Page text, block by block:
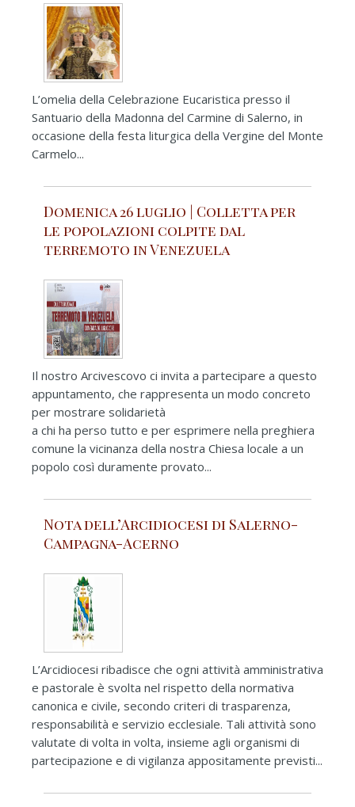
L’omelia della Celebrazione Eucaristica presso il
Santuario della Madonna del Carmine di Salerno, in
occasione della festa liturgica della Vergine del Monte
Carmelo...
Domenica 26 luglio | Colletta per
le popolazioni colpite dal
terremoto in Venezuela
Il nostro Arcivescovo ci invita a partecipare a questo
appuntamento, che rappresenta un modo concreto
per mostrare solidarietà
a chi ha perso tutto e per esprimere nella preghiera
comune la vicinanza della nostra Chiesa locale a un
popolo così duramente provato...
Nota dell’Arcidiocesi di Salerno-
Campagna-Acerno
L’Arcidiocesi ribadisce che ogni attività amministrativa
e pastorale è svolta nel rispetto della normativa
canonica e civile, secondo criteri di trasparenza,
responsabilità e servizio ecclesiale. Tali attività sono
valutate di volta in volta, insieme agli organismi di
partecipazione e di vigilanza appositamente previsti...